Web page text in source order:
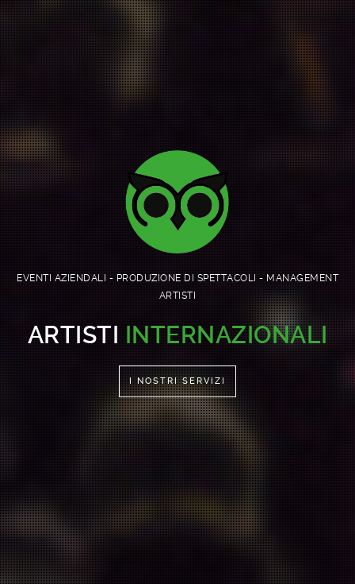
EVENTI AZIENDALI - PRODUZIONE DI SPETTACOLI - MANAGEMENT
ARTISTI
ART&SHOW
I NOSTRI SERVIZI